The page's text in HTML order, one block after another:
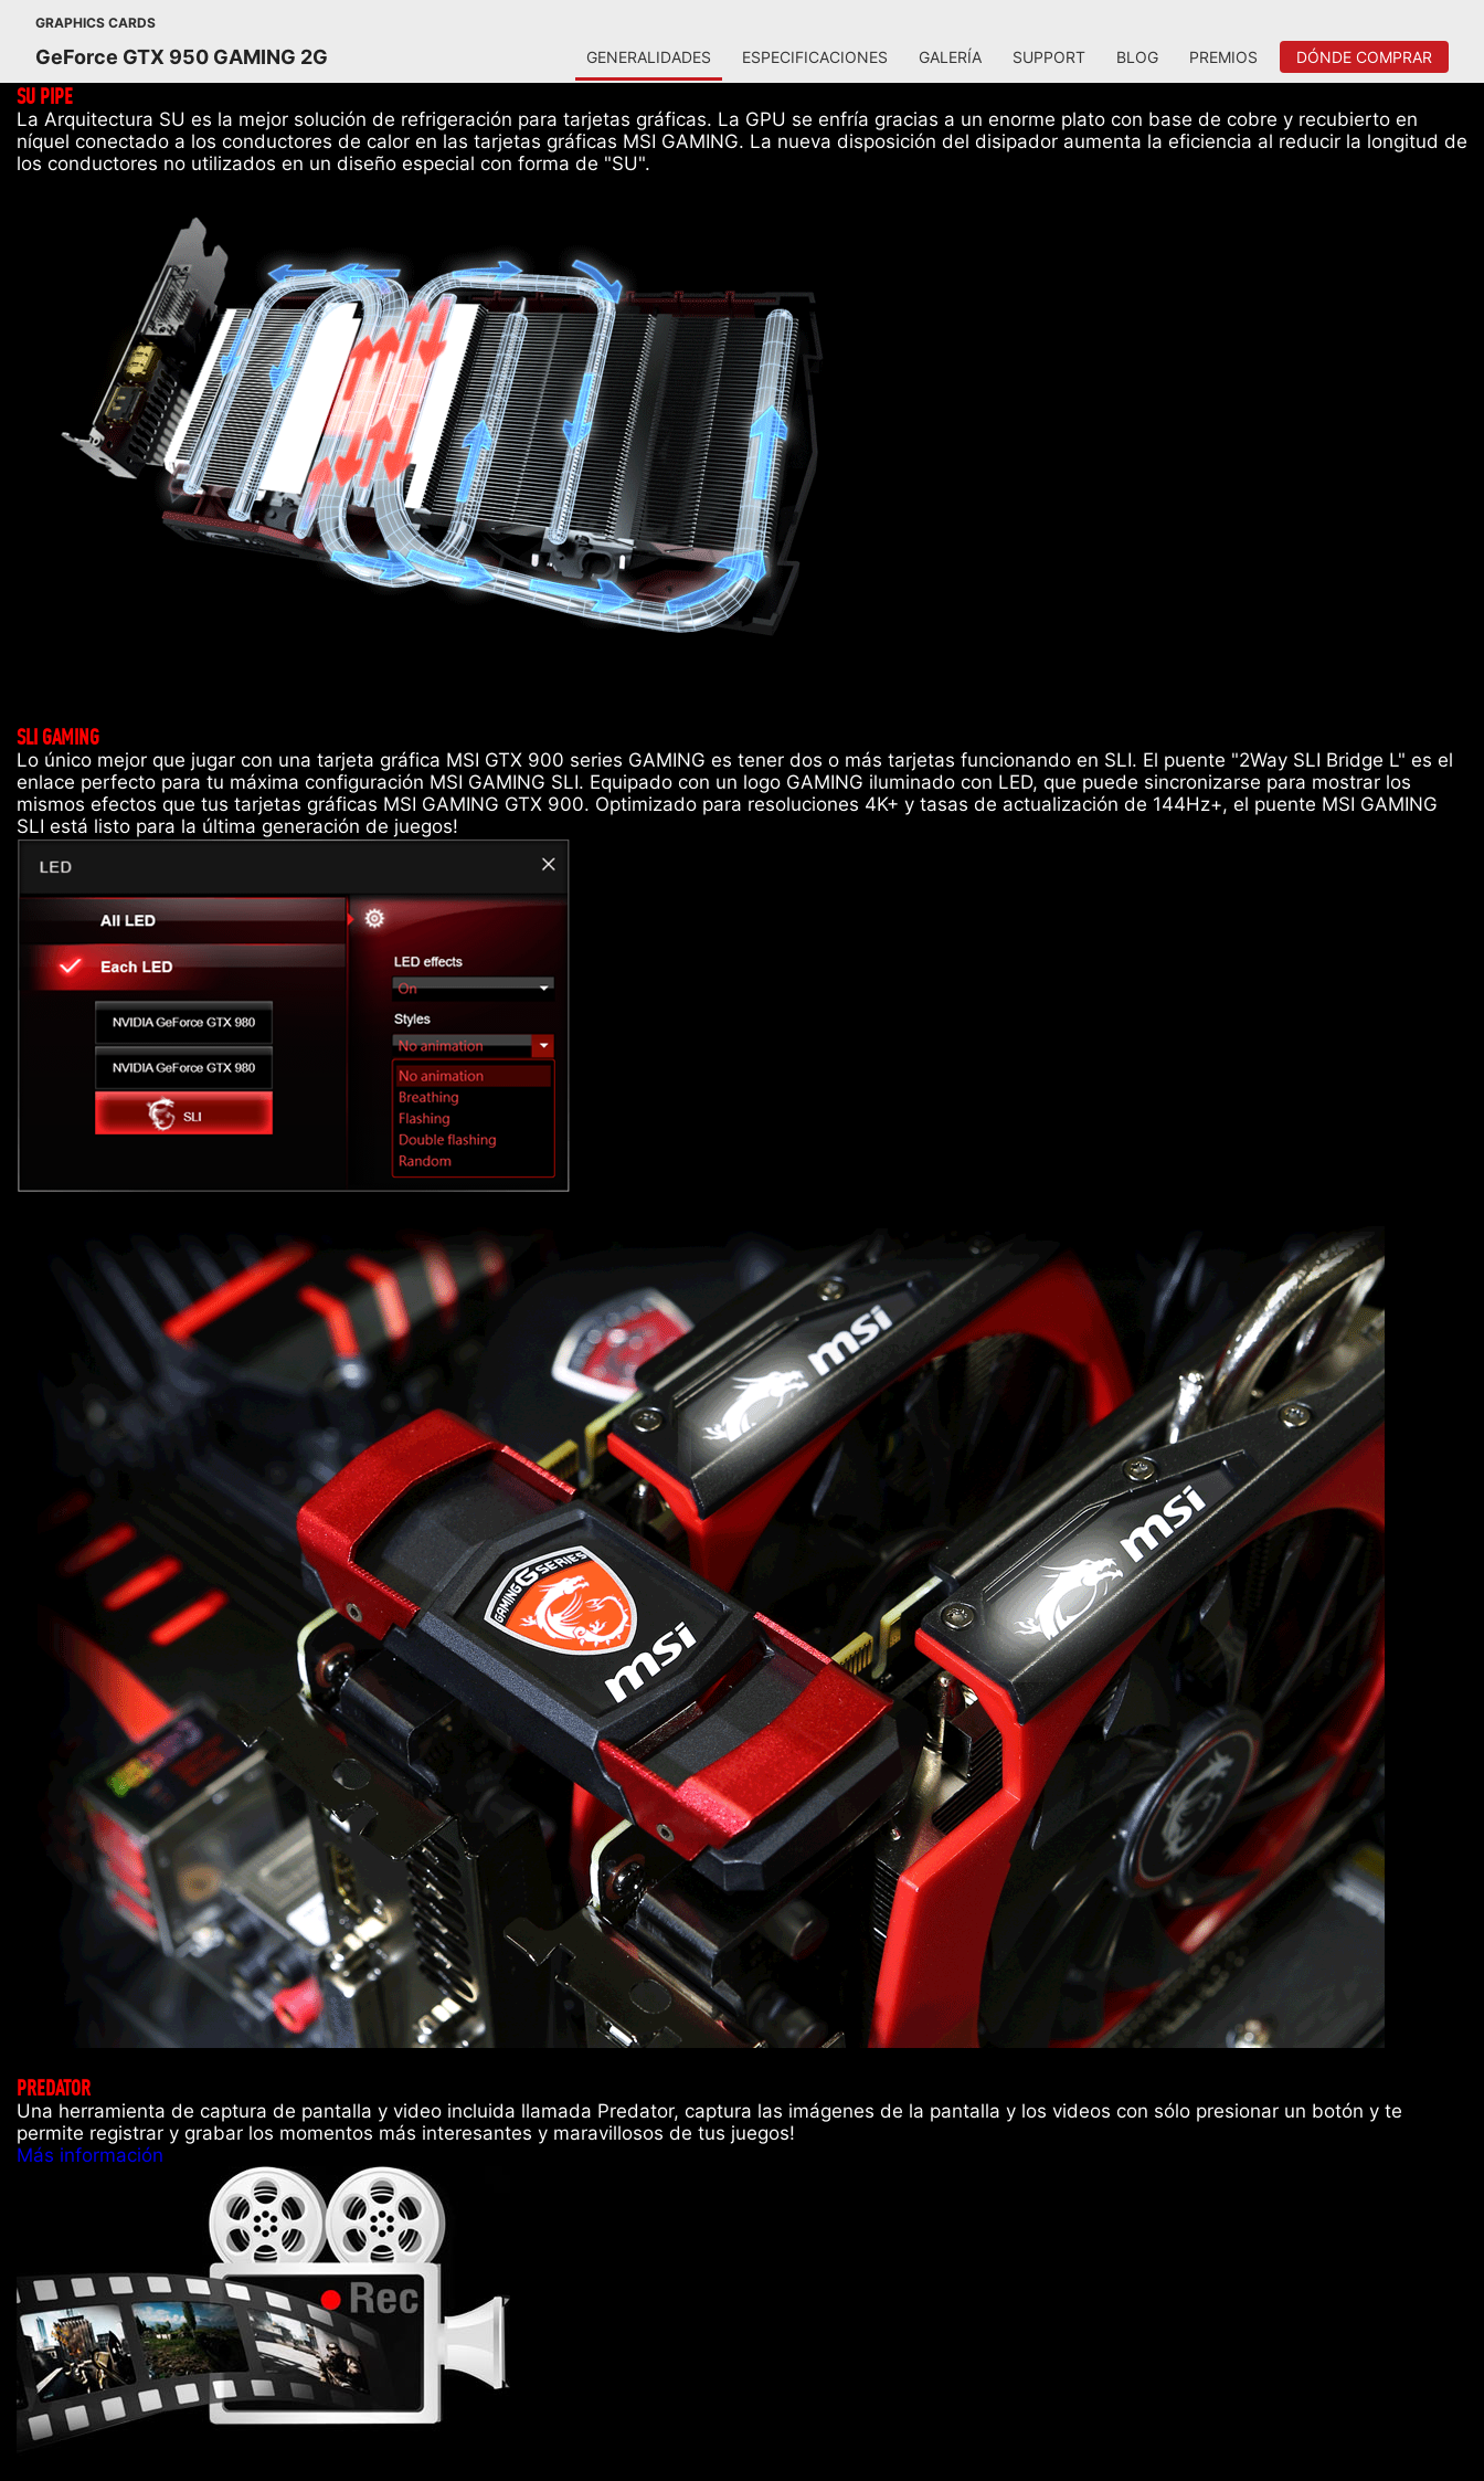
GRAPHICS CARDS
GeForce GTX 950 GAMING 2G GENERALIDADES ESPECIFICACIONES GALERÍA SUPPORT BLOG PREMIOS DÓNDE COMPRAR
SU PIPE
La Arquitectura SU es la mejor solución de refrigeración para tarjetas gráficas. La GPU se enfría gracias a un enorme plato con base de cobre y recubierto en
níquel conectado a los conductores de calor en las tarjetas gráficas MSI GAMING. La nueva disposición del disipador aumenta la eficiencia al reducir la longitud de
los conductores no utilizados en un diseño especial con forma de "SU".
SLI GAMING
Lo único mejor que jugar con una tarjeta gráfica MSI GTX 900 series GAMING es tener dos o más tarjetas funcionando en SLI. El puente "2Way SLI Bridge L" es el
enlace perfecto para tu máxima configuración MSI GAMING SLI. Equipado con un logo GAMING iluminado con LED, que puede sincronizarse para mostrar los
mismos efectos que tus tarjetas gráficas MSI GAMING GTX 900. Optimizado para resoluciones 4K+ y tasas de actualización de 144Hz+, el puente MSI GAMING
SLI está listo para la última generación de juegos!
PREDATOR
Una herramienta de captura de pantalla y video incluida llamada Predator, captura las imágenes de la pantalla y los videos con sólo presionar un botón y te
permite registrar y grabar los momentos más interesantes y maravillosos de tus juegos!
Más información